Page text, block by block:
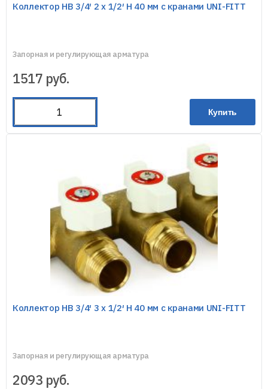
Коллектор НВ 3/4′ 2 х 1/2′ Н 40 мм с кранами UNI-FITT
Запорная и регулирующая арматура
1517 руб.
Купить
Коллектор НВ 3/4′ 3 х 1/2′ Н 40 мм с кранами UNI-FITT
Запорная и регулирующая арматура
2093 руб.